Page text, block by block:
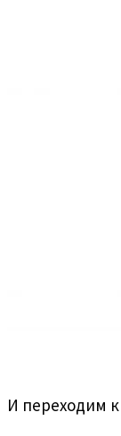
И переходим